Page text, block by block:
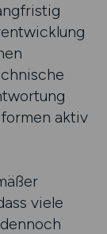
aktiv
viele